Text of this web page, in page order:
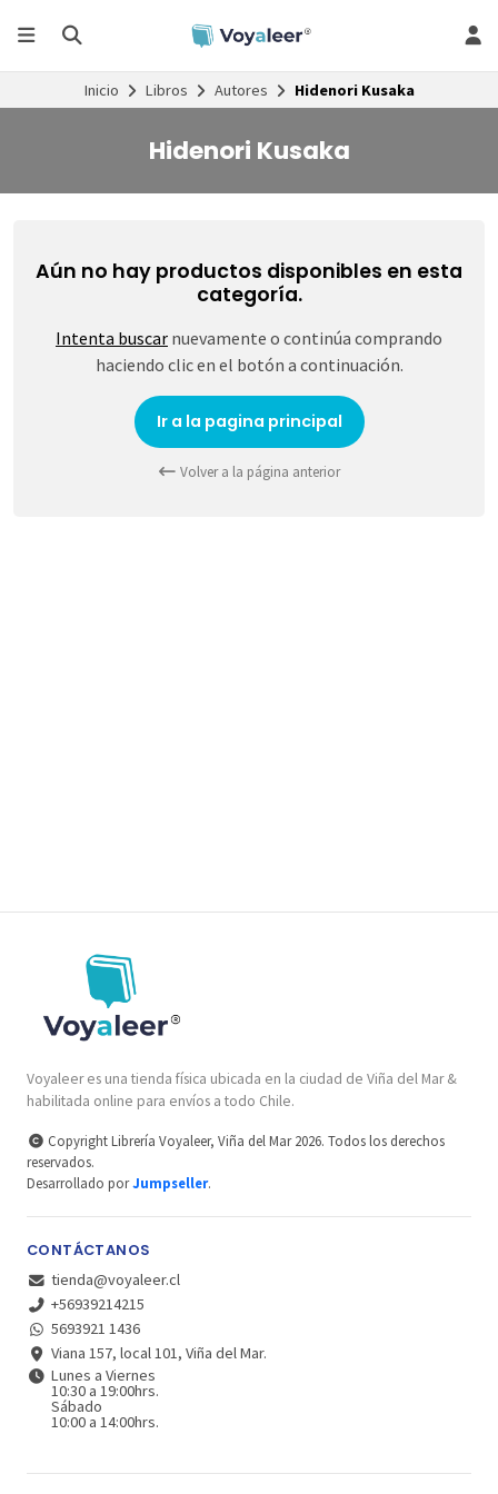
Inicio Libros Autores Hidenori Kusaka
Hidenori Kusaka
Aún no hay productos disponibles en esta
categoría.
Intenta buscar nuevamente o continúa comprando
haciendo clic en el botón a continuación.
Ir a la pagina principal
Volver a la página anterior
Voyaleer es una tienda física ubicada en la ciudad de Viña del Mar &
habilitada online para envíos a todo Chile.
Copyright Librería Voyaleer, Viña del Mar 2026. Todos los derechos
reservados.
Desarrollado porJumpseller.
CONTÁCTANOS
tienda@voyaleer.cl
+56939214215
5693921 1436
Viana 157, local 101, Viña del Mar.
Lunes a Viernes
10:30 a 19:00hrs.
Sábado
10:00 a 14:00hrs.